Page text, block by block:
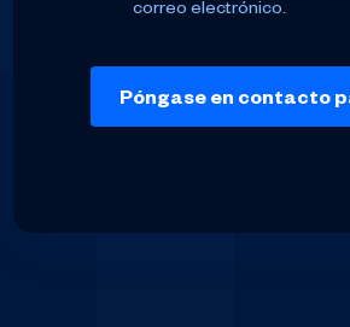
correo electrónico.